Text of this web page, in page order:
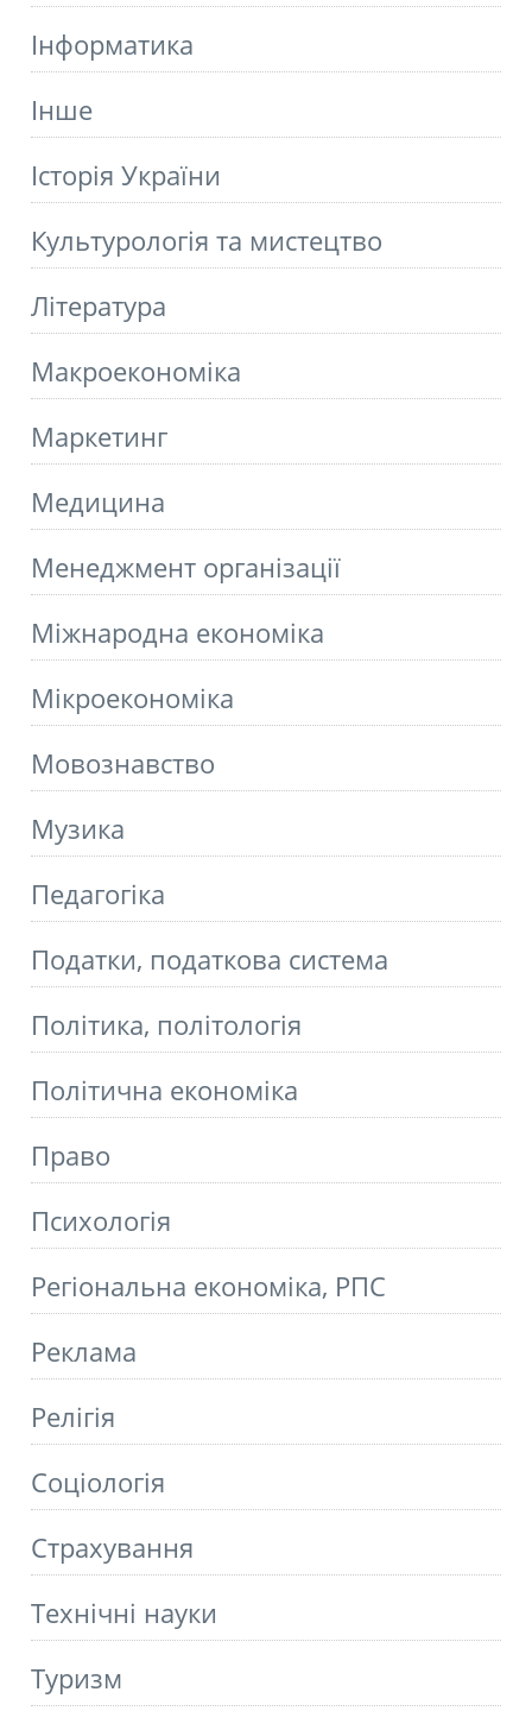
Інформатика
Інше
Історія України
Культурологія та мистецтво
Літературa
Макроекономіка
Маркетинг
Медицина
Менеджмент організації
Міжнародна економіка
Мікроекономіка
Мовознавство
Музика
Педагогіка
Податки, податкова система
Політика, політологія
Політична економіка
Право
Психологія
Регіональна економіка, РПС
Реклама
Релігія
Соціологія
Страхування
Технічні науки
Туризм